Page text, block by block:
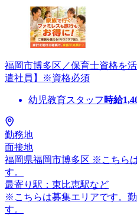
福岡市博多区／保育士資格を
遣社員】※資格必須
幼児教育スタッフ 時給
勤務地
面接地
福岡県福岡市博多区 ※こちら
す。
最寄り駅：東比恵駅など
※こちらは募集エリアです。
す。